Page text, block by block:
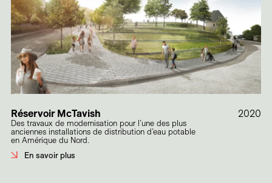
Réservoir McTavish
Des travaux de modernisation pour l’une des plus
anciennes installations de distribution d’eau potable
en Amérique du Nord.
En savoir plus
2020